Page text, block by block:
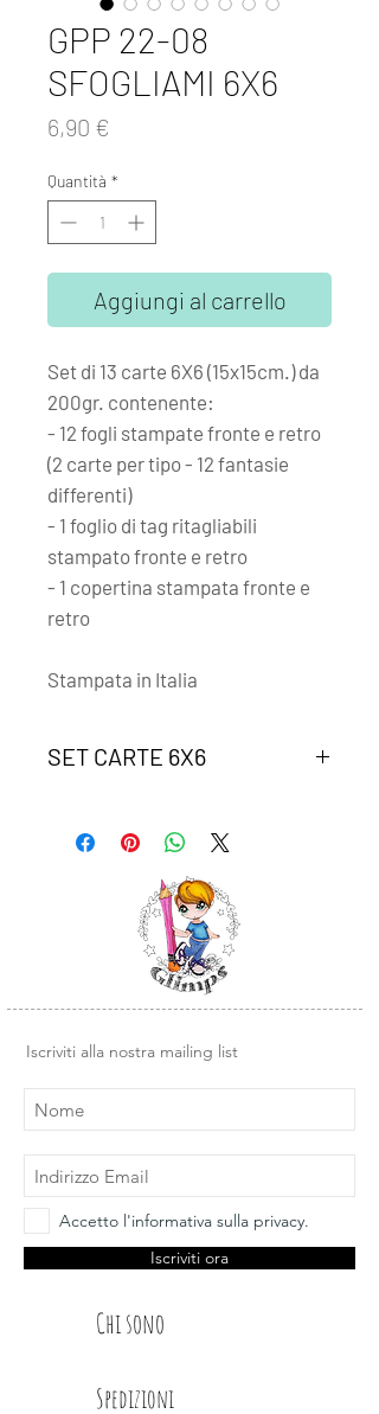
GPP 22-08
SFOGLIAMI 6X6
6,90 €
Quantità *
Aggiungi al carrello
Set di 13 carte 6X6 (15x15cm.) da
200gr. contenente:
- 12 fogli stampate fronte e retro
(2 carte per tipo - 12 fantasie
differenti)
- 1 foglio di tag ritagliabili
stampato fronte e retro
- 1 copertina stampata fronte e
retro
Stampata in Italia
SET CARTE 6X6
tra di loro, per poter creare progetti
armonici.
Ogni fogli ha una cimosa (la striscia
sul fondo della carta) su cui sono
stampate frasi e sentiment a tema.
Iscriviti alla nostra mailing list
Accetto l'informativa sulla privacy.
Iscriviti ora
Chi sono
Spedizioni